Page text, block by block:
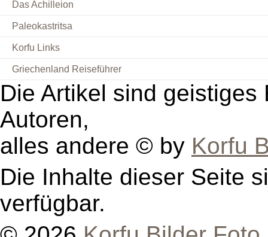
Das Achilleion
Paleokastritsa
Korfu Links
Griechenland Reiseführer
Die Artikel sind
Autoren,
alles andere © by Korfu
Die Inhalte dieser Seite
verfügbar.